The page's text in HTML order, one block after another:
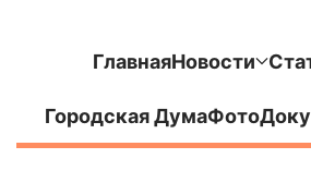
ГлавнаяНовости
Городская ДумаФото